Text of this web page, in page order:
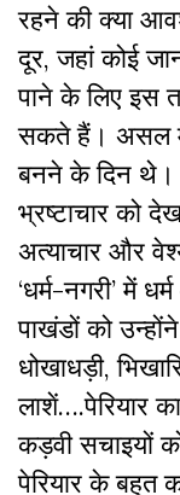
रहने की क्या
दूर, जहां कोई
पाने के लिए इस
सकते हैं। असल में वे
बनने के दिन थे।
भ्रष्टाचार को
अत्याचार और
‘धर्म-नगरी’ में
पाखंडों को
धोखाधड़ी,
लाशें….पेरियार
कड़वी सचाइयों
पेरियार के